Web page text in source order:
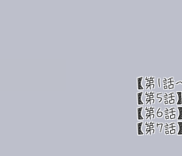
【第1
【第5
【第6
【第7